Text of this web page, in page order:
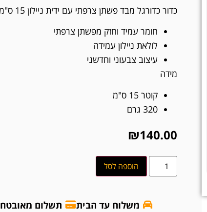
כדור כדורגל מבד פשתן צרפתי עם ידית ניילון 15 ס"מ- מיועד לאילוף ומשחק
חומר עמיד וחזק מפשתן צרפתי
לולאת ניילון עמידה
עיצוב צבעוני וחדשני
מידה
קוטר 15 ס"מ
320 גרם
₪140.00
הוספה לסל
משלוח עד הבית תשלום מאובטח